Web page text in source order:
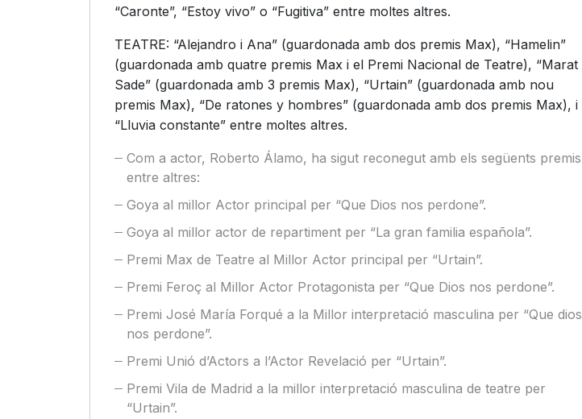
“Caronte”, “Estoy vivo” o “Fugitiva” entre moltes altres.
TEATRE: “Alejandro i Ana” (guardonada amb dos premis Max), “Hamelin”
(guardonada amb quatre premis Max i el Premi Nacional de Teatre), “Marat
Sade” (guardonada amb 3 premis Max), “Urtain” (guardonada amb nou
premis Max), “De ratones y hombres” (guardonada amb dos premis Max), i
“Lluvia constante” entre moltes altres.
Com a actor, Roberto Álamo, ha sigut reconegut amb els següents premis
entre altres:
Goya al millor Actor principal per “Que Dios nos perdone”.
Goya al millor actor de repartiment per “La gran familia española”.
Premi Max de Teatre al Millor Actor principal per “Urtain”.
Premi Feroç al Millor Actor Protagonista per “Que Dios nos perdone”.
Premi José María Forqué a la Millor interpretació masculina per “Que dios
nos perdone”.
Premi Unió d’Actors a l’Actor Revelació per “Urtain”.
Premi Vila de Madrid a la millor interpretació masculina de teatre per
“Urtain”.